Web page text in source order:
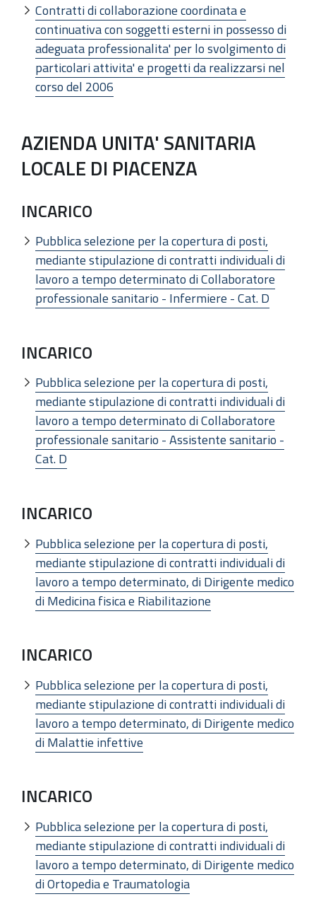
Contratti di collaborazione coordinata e
continuativa con soggetti esterni in possesso di
adeguata professionalita' per lo svolgimento di
particolari attivita' e progetti da realizzarsi nel
corso del 2006
AZIENDA UNITA' SANITARIA
LOCALE DI PIACENZA
INCARICO
Pubblica selezione per la copertura di posti,
mediante stipulazione di contratti individuali di
lavoro a tempo determinato di Collaboratore
professionale sanitario - Infermiere - Cat. D
INCARICO
Pubblica selezione per la copertura di posti,
mediante stipulazione di contratti individuali di
lavoro a tempo determinato di Collaboratore
professionale sanitario - Assistente sanitario -
Cat. D
INCARICO
Pubblica selezione per la copertura di posti,
mediante stipulazione di contratti individuali di
lavoro a tempo determinato, di Dirigente medico
di Medicina fisica e Riabilitazione
INCARICO
Pubblica selezione per la copertura di posti,
mediante stipulazione di contratti individuali di
lavoro a tempo determinato, di Dirigente medico
di Malattie infettive
INCARICO
Pubblica selezione per la copertura di posti,
mediante stipulazione di contratti individuali di
lavoro a tempo determinato, di Dirigente medico
di Ortopedia e Traumatologia